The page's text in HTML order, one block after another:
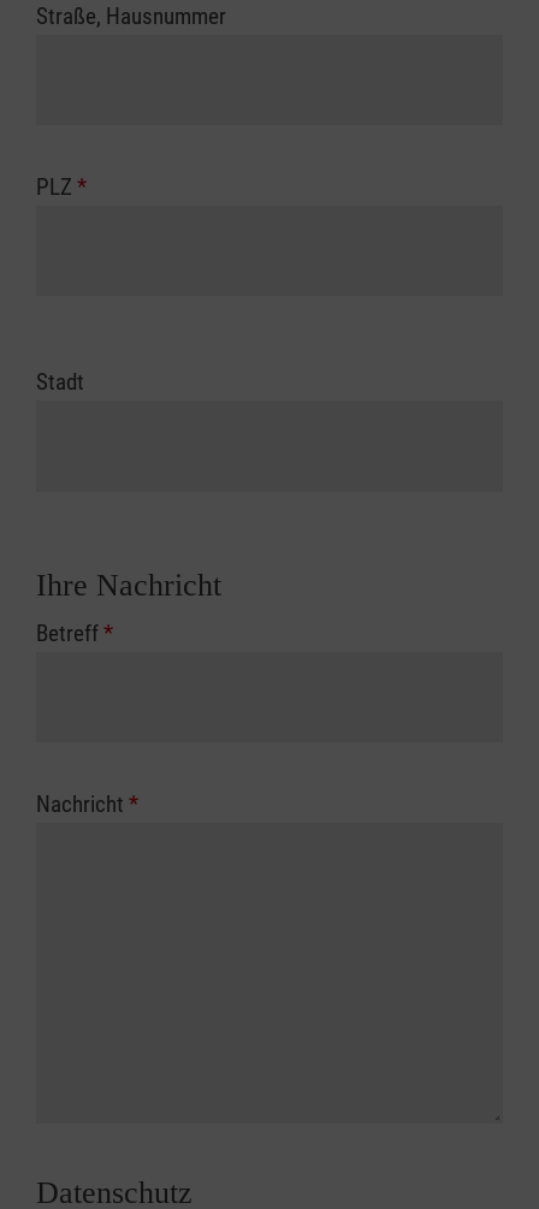
Straße, Hausnummer
PLZ *
Stadt
Ihre Nachricht
Betreff*
Nachricht *
Datenschutz